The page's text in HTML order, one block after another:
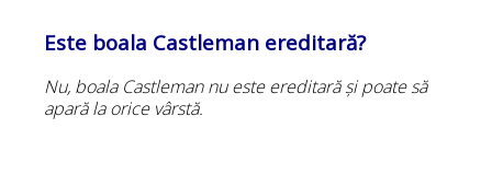
Este boala Castleman ereditară?
Nu, boala Castleman nu este ereditară și poate să
apară la orice vârstă.